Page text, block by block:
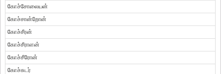
கோச்சோலையன்
கோச்சான்றோன்
கோச்சீரன்
கோச்சீராளன்
கோச்சீரோன்
கோச்சுடர்